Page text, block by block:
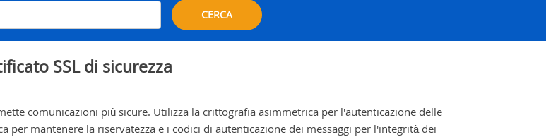
CERCA
SSL di sicurezza
comunicazioni più sicure. Utilizza la crittografia asimmetrica per l'autenticazione delle
per mantenere la riservatezza e i codici di autenticazione dei messaggi per l'integrità dei